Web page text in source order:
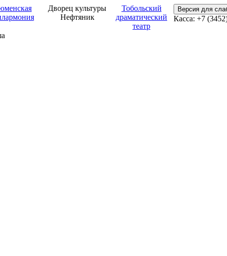
Дворец культуры
Нефтяник
Тобольский
драматический
театр
Версия для
Касса: +7